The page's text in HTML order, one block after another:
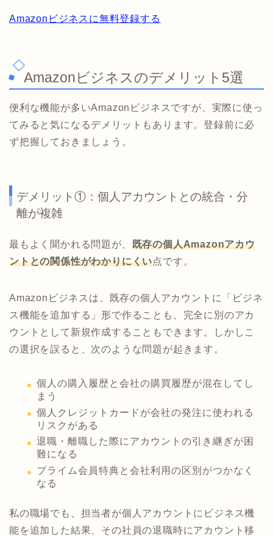
Amazonビジネスに無料登録する
Amazonビジネスのデメリット5選
便利な機能が多いAmazonビジネスですが、実際に使っ
てみると気になるデメリットもあります。登録前に必
ず把握しておきましょう。
デメリット①：個人アカウントとの統合・分
離が複雑
最もよく聞かれる問題が、 既存の個人Amazonアカウ
ントとの関係性がわかりにくい点です。
Amazonビジネスは、既存の個人アカウントに「ビジネ
ス機能を追加する」形で作ることも、完全に別のアカ
ウントとして新規作成することもできます。しかしこ
の選択を誤ると、次のような問題が起きます。
個人の購入履歴と会社の購買履歴が混在してし
まう
個人クレジットカードが会社の発注に使われる
リスクがある
退職・離職した際にアカウントの引き継ぎが困
難になる
プライム会員特典と会社利用の区別がつかなく
なる
私の職場でも、担当者が個人アカウントにビジネス機
能を追加した結果、その社員の退職時にアカウント移